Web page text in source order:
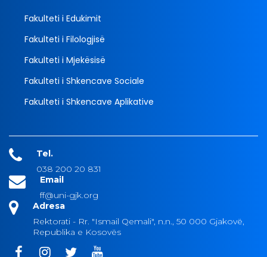
Fakulteti i Edukimit
Fakulteti i Filologjisë
Fakulteti i Mjekësisë
Fakulteti i Shkencave Sociale
Fakulteti i Shkencave Aplikative
Tel.
038 200 20 831
Email
ff@uni-gjk.org
Adresa
Rektorati - Rr. "Ismail Qemali", n.n., 50 000 Gjakovë,
Republika e Kosovës